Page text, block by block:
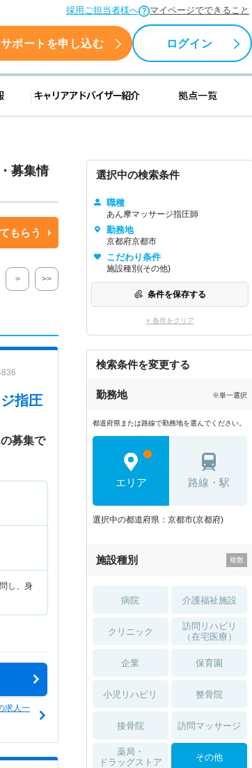
採用ご担当者様へ マイページでできること
ポートを申し込む ログイン
転職支援情報 キャリアアドバイザー紹介
募集情
もらう
> >>
指圧
募集で
し、身
求人一
選択中の検索条件
職種
あん摩マッサージ指圧師
勤務地
京都府京都市
こだわり条件
施設種別(その他)
条件を保存する
× 条件をクリア
検索条件を変更する
勤務地 ※単一選択
都道府県または路線で勤務地を選んでください。
エリア 路線・駅
選択中の都道府県：京都市(京都府)
施設種別
病院 介護福祉施設
クリニック
訪問リハビリ
（在宅医療）
企業 保育園
小児リハビリ 整骨院
接骨院 訪問マッサージ
薬局・
ドラッグストア
その他